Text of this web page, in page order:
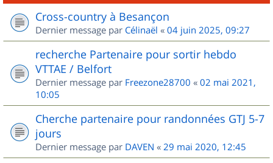
Cross-country à Besançon
Dernier message par Célinaël « 04 juin 2025, 09:27
recherche Partenaire pour sortir hebdo
VTTAE / Belfort
Dernier message par Freezone28700 « 02 mai 2021,
10:05
Cherche partenaire pour randonnées GTJ 5-7
jours
Dernier message par DAVEN « 29 mai 2020, 12:45